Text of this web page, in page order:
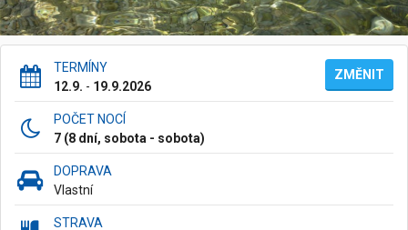
TERMÍNY
12.9. - 19.9.2026
ZMĚNIT
POČET NOCÍ
7 (8 dní, sobota - sobota)
DOPRAVA
Vlastní
STRAVA